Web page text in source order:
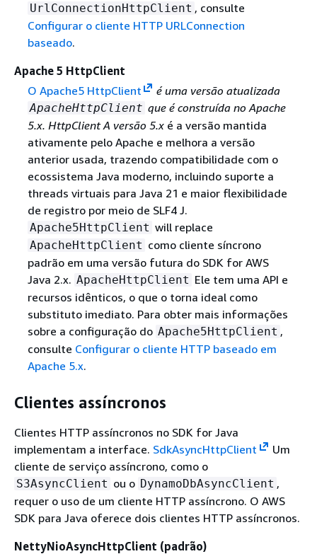
UrlConnectionHttpClient , consulte
Configurar o cliente HTTP URLConnection
baseado.
Apache 5 HttpClient
O Apache5 HttpClient
é uma versão atualizada
ApacheHttpClient que é construída no Apache
5.x. HttpClient A versão 5.xé a versão mantida
ativamente pelo Apache e melhora a versão
anterior usada, trazendo compatibilidade com o
ecossistema Java moderno, incluindo suporte a
threads virtuais para Java 21 e maior flexibilidade
de registro por meio de SLF4 J.
Apache5HttpClient will replace
ApacheHttpClient como cliente síncrono
padrão em uma versão futura do SDK for AWS
Java 2.x. ApacheHttpClient Ele tem uma API e
recursos idênticos, o que o torna ideal como
substituto imediato. Para obter mais informações
sobre a configuração do Apache5HttpClient ,
consulte Configurar o cliente HTTP baseado em
Apache 5.x.
Clientes assíncronos
Clientes HTTP assíncronos no SDK for Java
implementam a interface. SdkAsyncHttpClient
Um
cliente de serviço assíncrono, como o
S3AsyncClient ou o DynamoDbAsyncClient ,
requer o uso de um cliente HTTP assíncrono. O AWS
SDK para Java oferece dois clientes HTTP assíncronos.
NettyNioAsyncHttpClient (padrão)